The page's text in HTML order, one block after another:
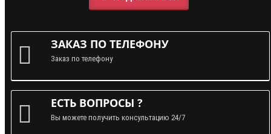
ЗАКАЗ ПО ТЕЛЕФОНУ
Заказ по телефону
ЕСТЬ ВОПРОСЫ ?
Вы можете получить консультацию 24/7